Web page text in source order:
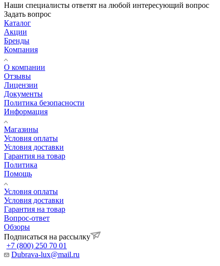
Наши специалисты ответят на любой интересующий вопрос
Задать вопрос
Каталог
Акции
Бренды
Компания
О компании
Отзывы
Лицензии
Документы
Политика безопасности
Информация
Магазины
Условия оплаты
Условия доставки
Гарантия на товар
Политика
Помощь
Условия оплаты
Условия доставки
Гарантия на товар
Вопрос-ответ
Обзоры
Подписаться на рассылку
+7 (800) 250 70 01
Dubrava-lux@mail.ru